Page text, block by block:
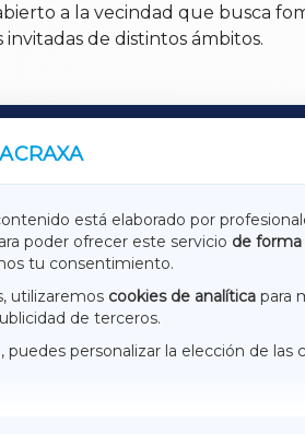
a la vecindad que busca
invitadas de distintos ámbitos.
está elaborado por
poder ofrecer este servicio de
tu consentimiento.
utilizaremos cookies de analítica para
de terceros.
puedes personalizar la elección de las
PERIÓDICOS